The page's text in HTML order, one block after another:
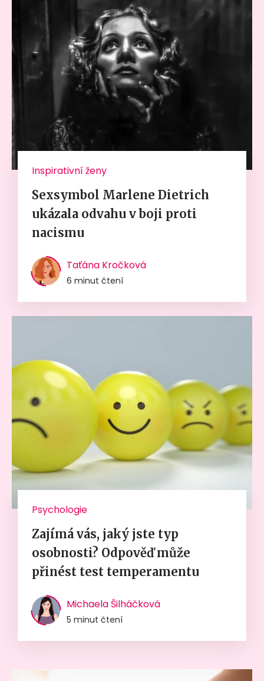
Inspirativní ženy
Sexsymbol Marlene Dietrich
ukázala odvahu v boji proti
nacismu
Taťána Kročková
6 minut čtení
Psychologie
Zajímá vás, jaký jste typ
osobnosti? Odpověď může
přinést test temperamentu
Michaela Šilháčková
5 minut čtení